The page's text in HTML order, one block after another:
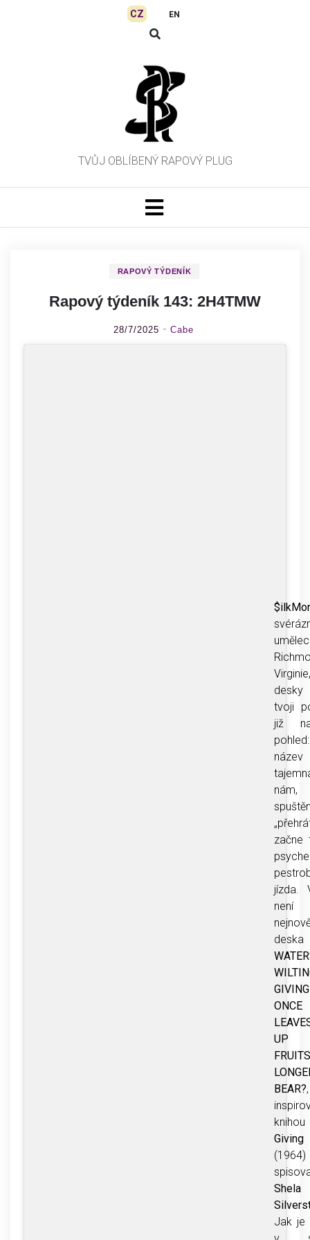
CZ EN
TVŮJ OBLÍBENÝ RAPOVÝ PLUG
RAPOVÝ TÝDENÍK
Rapový týdeník 143: 2H4TMW
28/7/2025 Cabe
desky
tvoji
již
začne
jízda.
UP
BEAR?
(1964)
Shela
Jak je